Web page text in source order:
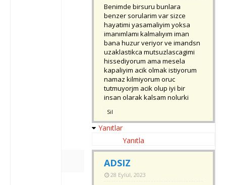
Benimde birsuru bunlara
benzer sorularim var sizce
hayatimi yasamaliyim yoksa
imanımlamı kalmalıyım iman
bana huzur veriyor ve imandsn
uzaklastikca mutsuzlascagimi
hissediyorum ama mesela
kapaliyim acik olmak istiyorum
namaz kilmiyorum oruc
tutmuyorjm acik olup iyi bir
insan olarak kalsam nolurki
Sil
Yanıtlar
Yanıtla
ADSIZ
28 Eylül, 2023